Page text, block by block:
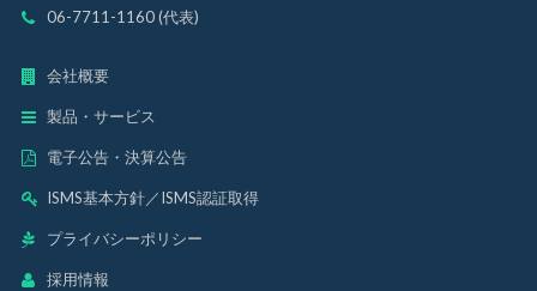
06-7711-1160 (代表)
会社概要
製品・サービス
電子公告・決算公告
ISMS基本方針／ISMS認証取得
プライバシーポリシー
採用情報